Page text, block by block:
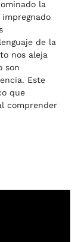
la
de la
nos aleja
son
Este
que
comprender